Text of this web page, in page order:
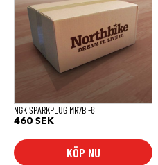
NGK SPARKPLUG MR7BI-8
460 SEK
KÖP NU